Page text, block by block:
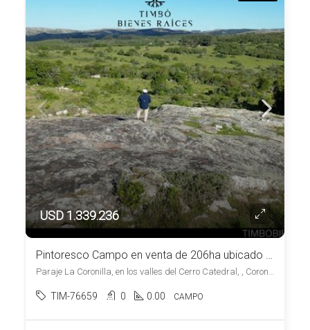
USD 1.339.236
Pintoresco Campo en venta de 206ha ubicado en Coronilla – Maldonado
Paraje La Coronilla, en los valles del Cerro Catedral, , Coronilla
TIM-76659 0 0.00 CAMPO